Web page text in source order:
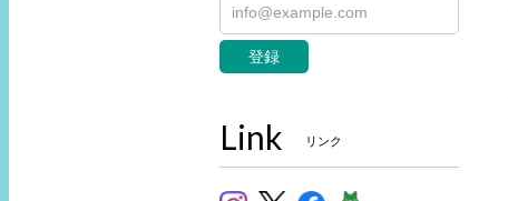
登録
Link リンク